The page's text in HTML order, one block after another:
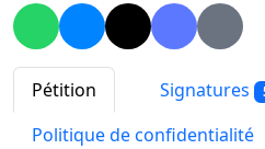
Pétition Signatures
Politique de confidentialité